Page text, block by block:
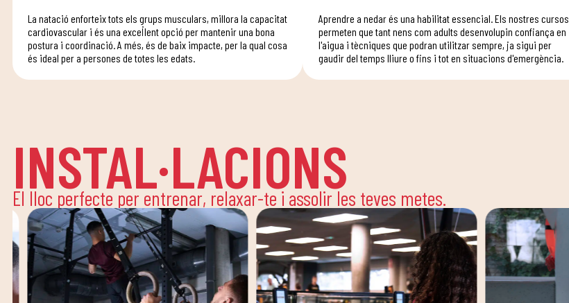
La natació enforteix tots els grups musculars, millora la capacitat
cardiovascular i és una excel·lent opció per mantenir una bona
postura i coordinació. A més, és de baix impacte, per la qual cosa
és ideal per a persones de totes les edats.
Aprendre a nedar és una habilitat essencial. Els nostres cursos
permeten que tant nens com adults desenvolupin confiança en
l'aigua i tècniques que podran utilitzar sempre, ja sigui per
gaudir del temps lliure o fins i tot en situacions d'emergència.
INSTAL·LACIONS
El lloc perfecte per entrenar, relaxar-te i assolir les teves metes.